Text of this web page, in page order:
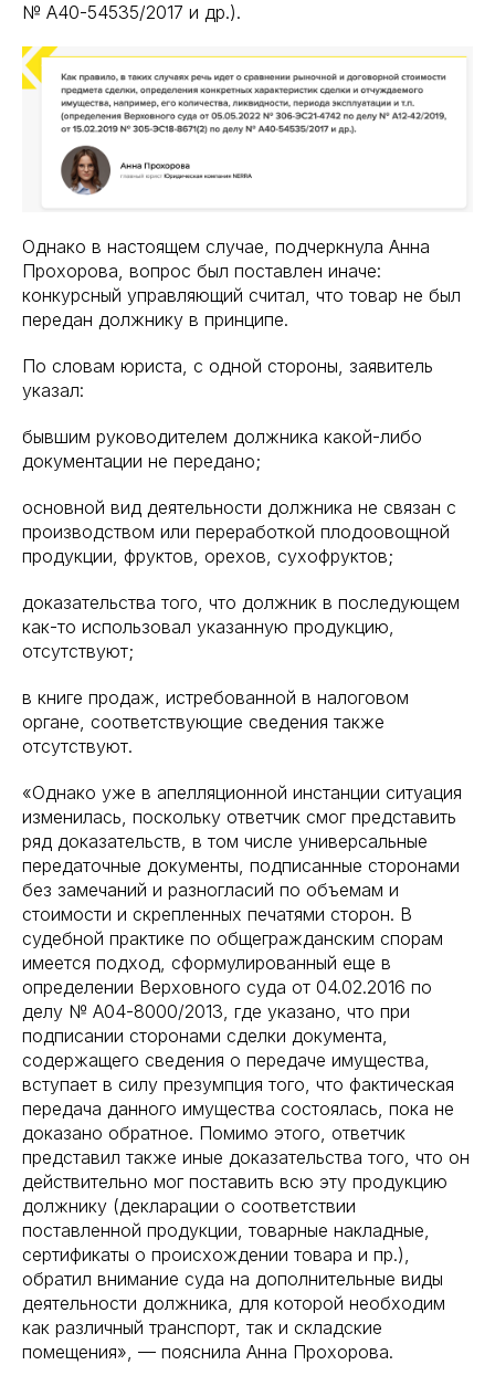
№ А40-54535/2017 и др.).
Однако в настоящем случае, подчеркнула Анна
Прохорова, вопрос был поставлен иначе:
конкурсный управляющий считал, что товар не был
передан должнику в принципе.
По словам юриста, с одной стороны, заявитель
указал:
бывшим руководителем должника какой-либо
документации не передано;
основной вид деятельности должника не связан с
производством или переработкой плодоовощной
продукции, фруктов, орехов, сухофруктов;
доказательства того, что должник в последующем
как-то использовал указанную продукцию,
отсутствуют;
в книге продаж, истребованной в налоговом
органе, соответствующие сведения также
отсутствуют.
«Однако уже в апелляционной инстанции ситуация
изменилась, поскольку ответчик смог представить
ряд доказательств, в том числе универсальные
передаточные документы, подписанные сторонами
без замечаний и разногласий по объемам и
стоимости и скрепленных печатями сторон. В
судебной практике по общегражданским спорам
имеется подход, сформулированный еще в
определении Верховного суда от 04.02.2016 по
делу № А04-8000/2013, где указано, что при
подписании сторонами сделки документа,
содержащего сведения о передаче имущества,
вступает в силу презумпция того, что фактическая
передача данного имущества состоялась, пока не
доказано обратное. Помимо этого, ответчик
представил также иные доказательства того, что он
действительно мог поставить всю эту продукцию
должнику (декларации о соответствии
поставленной продукции, товарные накладные,
сертификаты о происхождении товара и пр.),
обратил внимание суда на дополнительные виды
деятельности должника, для которой необходим
как различный транспорт, так и складские
помещения», — пояснила Анна Прохорова.